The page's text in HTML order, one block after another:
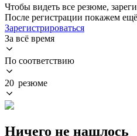
Чтобы видеть все резюме,
После регистрации покажем
Зарегистрироваться
За всё время
По соответствию
20 резюме
Ничего не нашлось